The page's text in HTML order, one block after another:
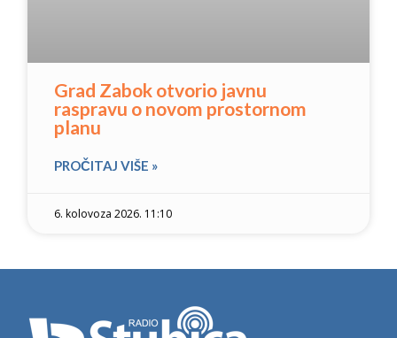
Grad Zabok otvorio javnu
raspravu o novom prostornom
planu
PROČITAJ VIŠE »
6. kolovoza 2026. 11:10